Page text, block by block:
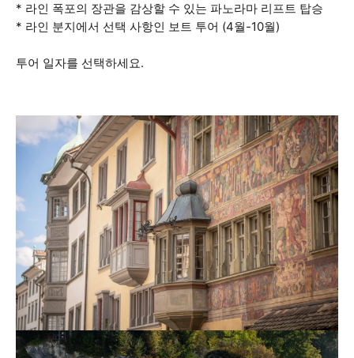
* 라인 폭포의 장관을 감상할 수 있는 파노라마 리프트 탑승
* 라인 분지에서 선택 사항인 보트 투어 (4월-10월)
투어 일자를 선택하세요.